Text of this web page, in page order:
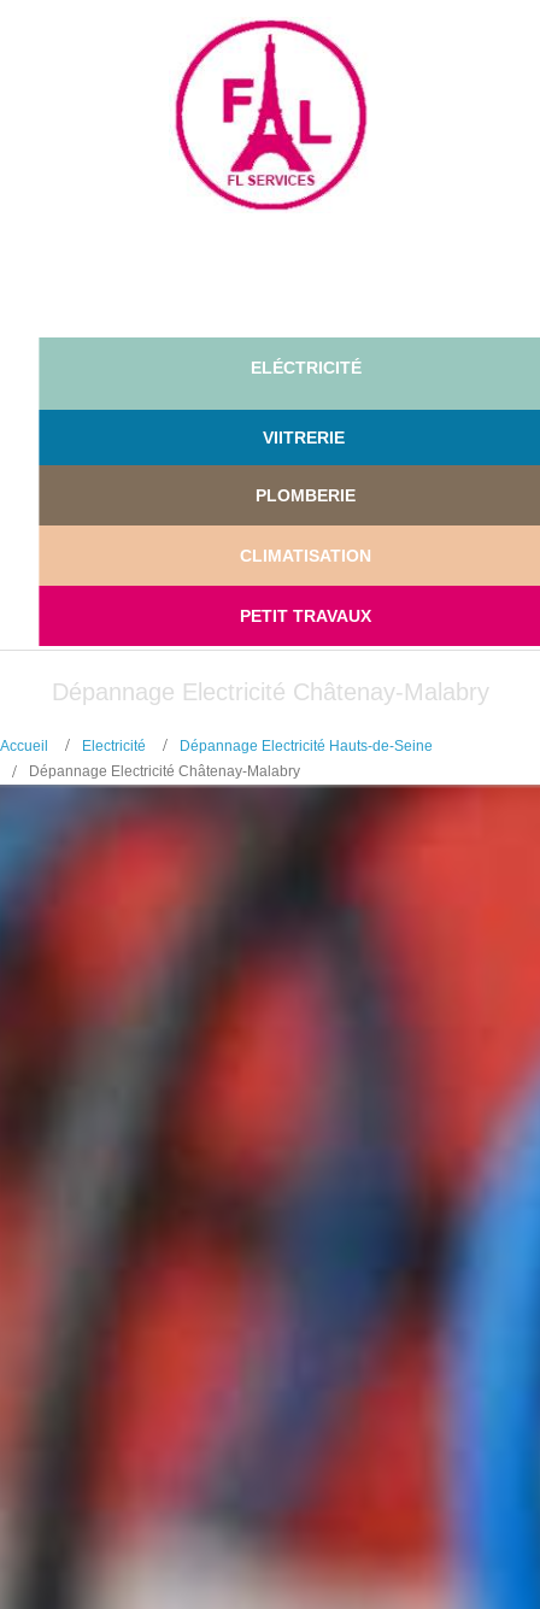
ELÉCTRICITÉ
VIITRERIE
PLOMBERIE
CLIMATISATION
PETIT TRAVAUX
Dépannage Electricité Châtenay-Malabry
Accueil Electricité
Dépannage Electricité Hauts-de-Seine
Dépannage Electricité Châtenay-Malabry